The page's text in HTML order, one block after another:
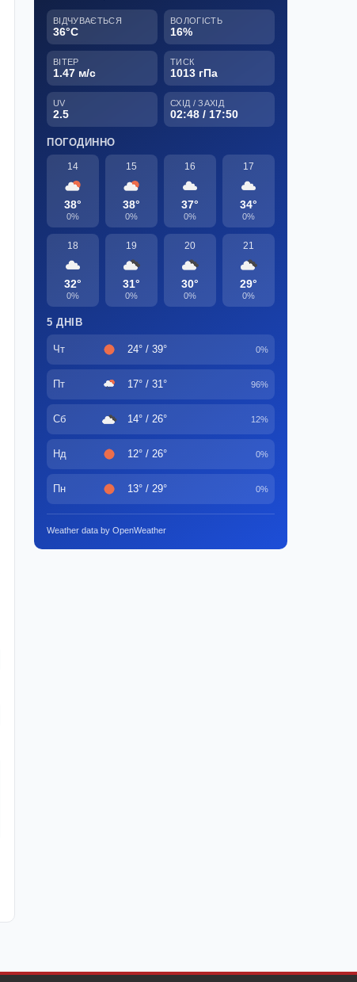
ВІДЧУВАЄТЬСЯ
36°C
ВОЛОГІСТЬ
16%
ВІТЕР
1.47 м/с
ТИСК
1013 гПа
UV
2.5
СХІД / ЗАХІД
02:48 / 17:50
ПОГОДИННО
14
38°
0%
15
38°
0%
16
37°
0%
17
34°
0%
18
32°
0%
19
31°
0%
20
30°
0%
21
29°
0%
5 ДНІВ
Чт 24° / 39° 0%
Пт 17° / 31° 96%
Сб 14° / 26° 12%
Нд 12° / 26° 0%
Пн 13° / 29° 0%
Weather data by OpenWeather